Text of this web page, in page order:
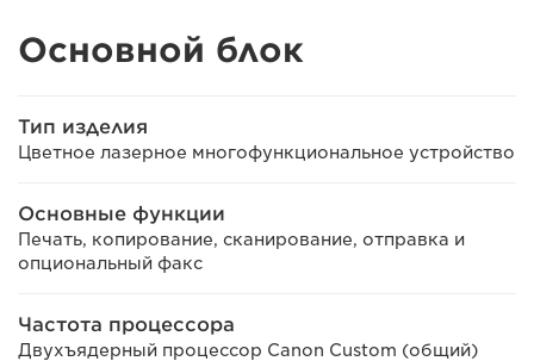
Основной блок
Тип изделия
Цветное лазерное многофункциональное устройство
Основные функции
Печать, копирование, сканирование, отправка и
опциональный факс
Частота процессора
Двухъядерный процессор Canon Custom (общий)